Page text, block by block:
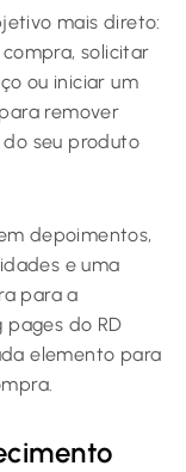
mais direto:
solicitar
ou iniciar um
remover
seu produto
depoimentos,
e uma
para a
do RD
elemento para